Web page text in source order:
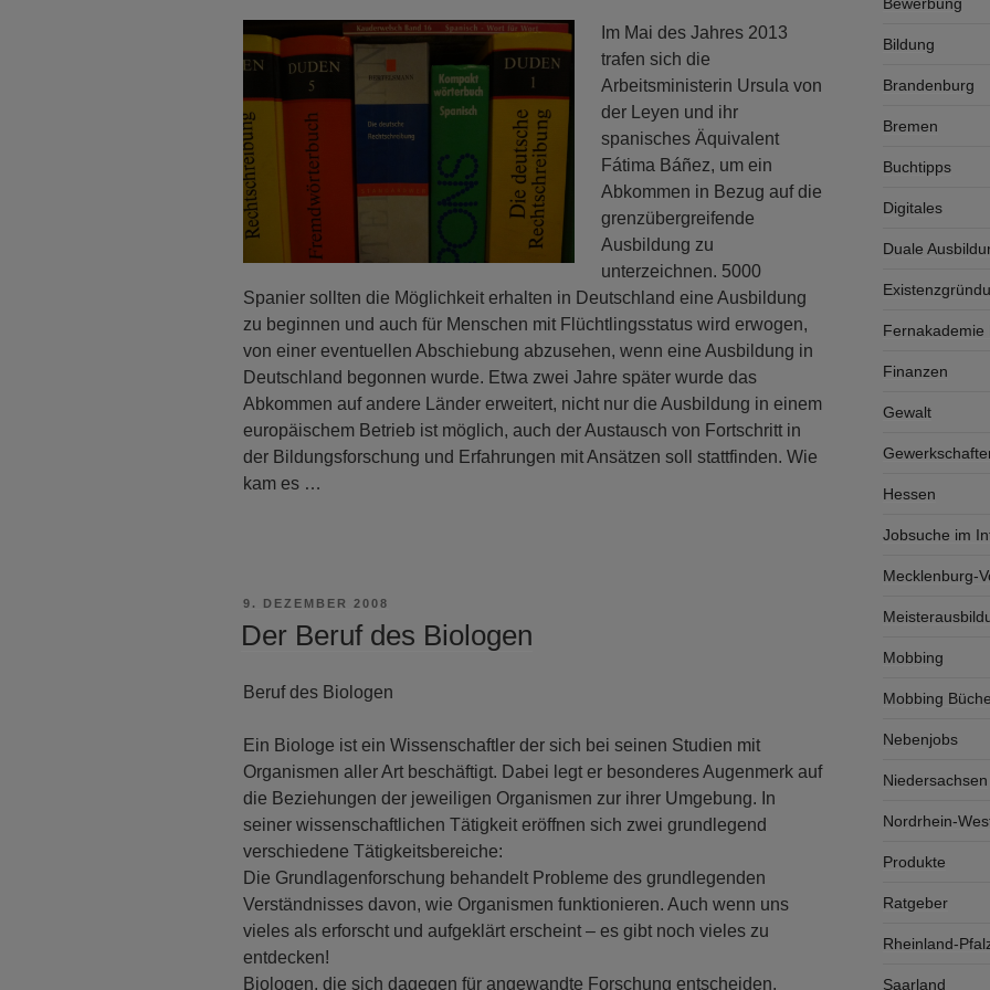
Im Mai des Jahres 2013
trafen sich die
Arbeitsministerin Ursula von
der Leyen und ihr
spanisches Äquivalent
Fátima Báñez, um ein
Abkommen in Bezug auf die
grenzübergreifende
Ausbildung zu
unterzeichnen. 5000
Spanier sollten die Möglichkeit erhalten in Deutschland eine Ausbildung
zu beginnen und auch für Menschen mit Flüchtlingsstatus wird erwogen,
von einer eventuellen Abschiebung abzusehen, wenn eine Ausbildung in
Deutschland begonnen wurde. Etwa zwei Jahre später wurde das
Abkommen auf andere Länder erweitert, nicht nur die Ausbildung in einem
europäischem Betrieb ist möglich, auch der Austausch von Fortschritt in
der Bildungsforschung und Erfahrungen mit Ansätzen soll stattfinden. Wie
kam es …
VERÖFFENTLICHT
9. DEZEMBER 2008
Der Beruf des Biologen
Beruf des Biologen
Ein Biologe ist ein Wissenschaftler der sich bei seinen Studien mit
Organismen aller Art beschäftigt. Dabei legt er besonderes Augenmerk auf
die Beziehungen der jeweiligen Organismen zur ihrer Umgebung. In
seiner wissenschaftlichen Tätigkeit eröffnen sich zwei grundlegend
verschiedene Tätigkeitsbereiche:
Die Grundlagenforschung behandelt Probleme des grundlegenden
Verständnisses davon, wie Organismen funktionieren. Auch wenn uns
vieles als erforscht und aufgeklärt erscheint – es gibt noch vieles zu
entdecken!
Biologen, die sich dagegen für angewandte Forschung entscheiden,
Bildung
Brandenburg
Bremen
Buchtipps
Digitales
Duale
Fernakademie
Finanzen
Gewalt
Hessen
Jobsuche im
Mecklenburg-
Mobbing
Mobbing
Nebenjobs
Niedersachsen
Nordrhein-
Produkte
Ratgeber
Rheinland-
Saarland